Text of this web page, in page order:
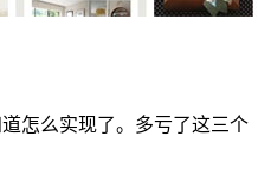
怎么实现了。多亏了这三个